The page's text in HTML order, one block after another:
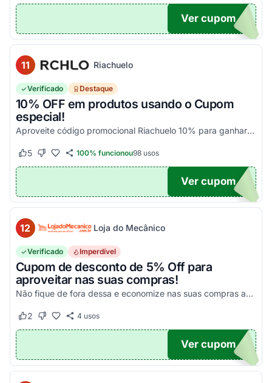
OM20
Ver cupom
11 Riachuelo
Verificado Destaque
10% OFF em produtos usando o Cupom
especial!
Aproveite código promocional Riachuelo 10% para ganhar esse desconto em compras. Não cumulatios e somente para produtos vendidos e entregues pela Riachuelo, com exceção das categor...
Este cupom funcionou
5 Este cupom não funcionou
100% funcionou98usos
10
Ver cupom
12 Loja do Mecânico
Verificado Imperdível
Cupom de desconto de 5% Off para
aproveitar nas suas compras!
Não fique de fora dessa e economize nas suas compras agora mesmo!
Este cupom funcionou
2 Este cupom não funcionou
4 usos
DO5
Ver cupom